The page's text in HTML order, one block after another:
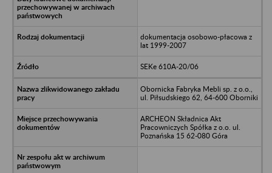
dokumentacja osobowo-płacowa z
lat 1999-2007
SEKe 610A-20/06
Obornicka Fabryka Mebli sp. z o.o.,
ul. Piłsudskiego 62, 64-600 Oborniki
ARCHEON Składnica Akt
Pracowniczych Spółka z o.o. ul.
Poznańska 15 62-080 Góra